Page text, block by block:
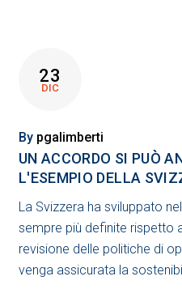
SPRINGER
23
DIC
By pgalimberti
UN ACCORDO SI PUÒ
L'ESEMPIO DELLA
La Svizzera ha sviluppato
sempre più definite rispetto
revisione delle politiche di
venga assicurata la